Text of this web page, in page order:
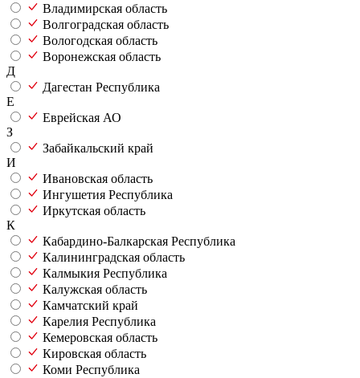
Владимирская область
Волгоградская область
Вологодская область
Воронежская область
Д
Дагестан Республика
Е
Еврейская АО
З
Забайкальский край
И
Ивановская область
Ингушетия Республика
Иркутская область
К
Кабардино-Балкарская Республика
Калининградская область
Калмыкия Республика
Калужская область
Камчатский край
Карелия Республика
Кемеровская область
Кировская область
Коми Республика